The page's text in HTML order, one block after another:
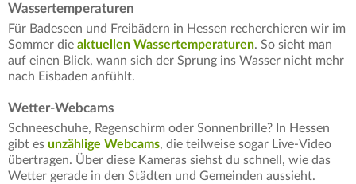
Wassertemperaturen
Für Badeseen und Freibädern in Hessen recherchieren wir im
Sommer die aktuellen Wassertemperaturen. So sieht man
auf einen Blick, wann sich der Sprung ins Wasser nicht mehr
nach Eisbaden anfühlt.
Wetter-Webcams
Schneeschuhe, Regenschirm oder Sonnenbrille? In Hessen
gibt es unzählige Webcams, die teilweise sogar Live-Video
übertragen. Über diese Kameras siehst du schnell, wie das
Wetter gerade in den Städten und Gemeinden aussieht.